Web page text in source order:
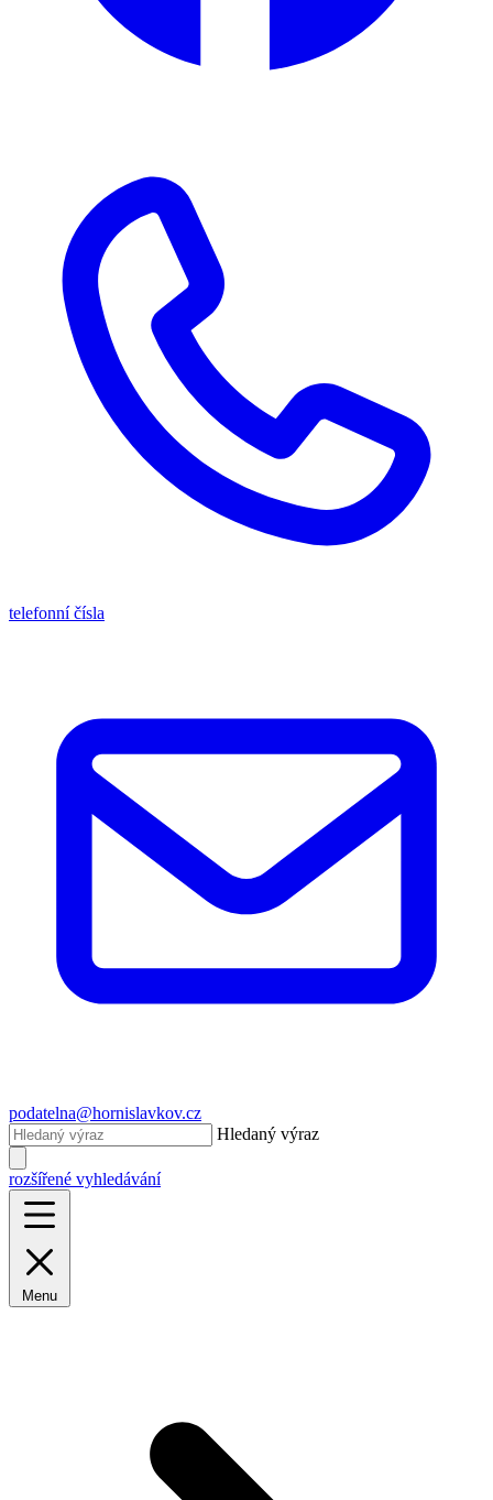
telefonní čísla
podatelna@hornislavkov.cz
Hledaný výraz
rozšířené vyhledávání
Menu